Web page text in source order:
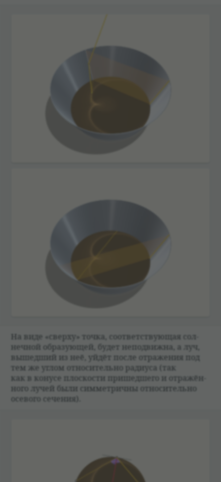
На виде «сверху» точка, соот­вет­ствующая сол­
неч­ной обра­зующей, будет непо­движна, а луч,
вышед­ший из неё, уйдёт после отраже­ния под
тем же углом отно­си­тельно ради­уса (так
как в конусе плос­ко­сти при­шед­шего и отражён­
ного лучей были симмет­ричны отно­си­тельно
осе­вого сече­ния).